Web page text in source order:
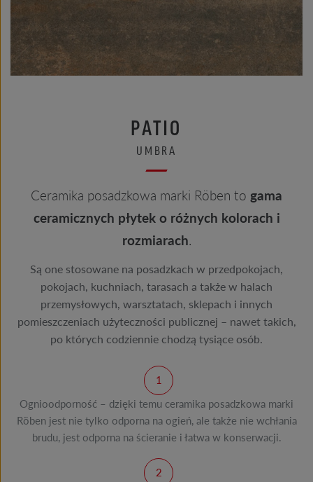
PATIO
UMBRA
Ceramika posadzkowa marki Röben to gama
ceramicznych płytek o różnych kolorach i
rozmiarach.
Są one stosowane na posadzkach w przedpokojach,
pokojach, kuchniach, tarasach a także w halach
przemysłowych, warsztatach, sklepach i innych
pomieszczeniach użyteczności publicznej – nawet takich,
po których codziennie chodzą tysiące osób.
Ognioodporność – dzięki temu ceramika posadzkowa marki
Röben jest nie tylko odporna na ogień, ale także nie wchłania
brudu, jest odporna na ścieranie i łatwa w konserwacji.